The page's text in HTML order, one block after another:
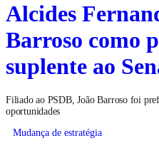
Alcides
Barroso como
suplente ao
Filiado ao PSDB, João Barroso foi
oportunidades
Mudança de estratégia